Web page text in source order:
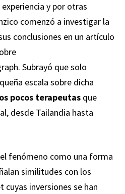
y por otras
comenzó a investigar la
conclusiones en un artículo
. Subrayó que solo
escala sobre dicha
pocos terapeutasque
desde Tailandia hasta
fenómeno como una forma
similitudes con los
cuyas inversiones se han